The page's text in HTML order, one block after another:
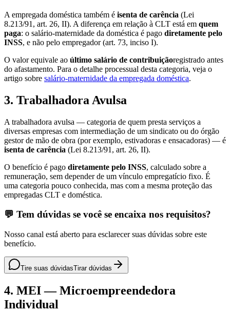
A empregada doméstica também é isenta de carência (Lei
8.213/91, art. 26, II). A diferença em relação à CLT está em quem
paga: o salário-maternidade da doméstica é pago diretamente pelo
INSS, e não pelo empregador (art. 73, inciso I).
O valor equivale ao último salário de contribuiçãoregistrado antes
do afastamento. Para o detalhe processual desta categoria, veja o
artigo sobre salário-maternidade da empregada doméstica.
3. Trabalhadora Avulsa
A trabalhadora avulsa — categoria de quem presta serviços a
diversas empresas com intermediação de um sindicato ou do órgão
gestor de mão de obra (por exemplo, estivadoras e ensacadoras) — é
isenta de carência (Lei 8.213/91, art. 26, II).
O benefício é pago diretamente pelo INSS, calculado sobre a
remuneração, sem depender de um vínculo empregatício fixo. É
uma categoria pouco conhecida, mas com a mesma proteção das
empregadas CLT e doméstica.
💬 Tem dúvidas se você se encaixa nos requisitos?
Nosso canal está aberto para esclarecer suas dúvidas sobre este
benefício.
Tire suas dúvidasTirar dúvidas
4. MEI — Microempreendedora
Individual